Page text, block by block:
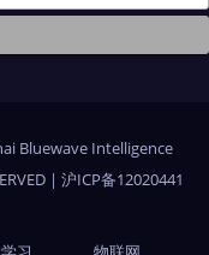
Bluewave Intelligence
| 沪ICP备12020441